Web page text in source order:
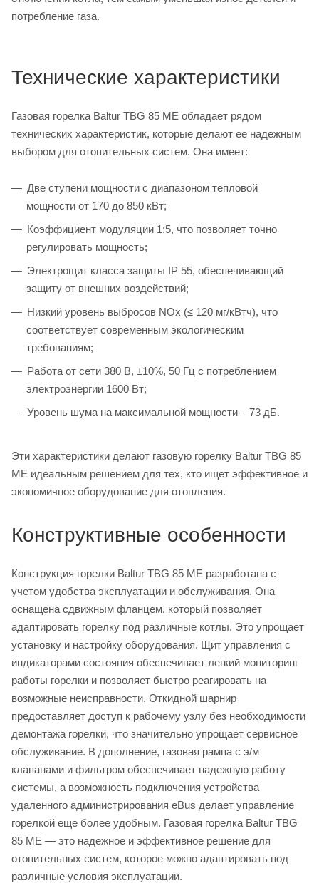
потребление газа.
Технические характеристики
Газовая горелка Baltur TBG 85 ME обладает рядом
технических характеристик, которые делают ее надежным
выбором для отопительных систем. Она имеет:
Две ступени мощности с диапазоном тепловой
мощности от 170 до 850 кВт;
Коэффициент модуляции 1:5, что позволяет точно
регулировать мощность;
Электрощит класса защиты IP 55, обеспечивающий
защиту от внешних воздействий;
Низкий уровень выбросов NOx (≤ 120 мг/кВтч), что
соответствует современным экологическим
требованиям;
Работа от сети 380 В, ±10%, 50 Гц с потреблением
электроэнергии 1600 Вт;
Уровень шума на максимальной мощности – 73 дБ.
Эти характеристики делают газовую горелку Baltur TBG 85
ME идеальным решением для тех, кто ищет эффективное и
экономичное оборудование для отопления.
Конструктивные особенности
Конструкция горелки Baltur TBG 85 ME разработана с
учетом удобства эксплуатации и обслуживания. Она
оснащена сдвижным фланцем, который позволяет
адаптировать горелку под различные котлы. Это упрощает
установку и настройку оборудования. Щит управления с
индикаторами состояния обеспечивает легкий мониторинг
работы горелки и позволяет быстро реагировать на
возможные неисправности. Откидной шарнир
предоставляет доступ к рабочему узлу без необходимости
демонтажа горелки, что значительно упрощает сервисное
обслуживание. В дополнение, газовая рампа с э/м
клапанами и фильтром обеспечивает надежную работу
системы, а возможность подключения устройства
удаленного администрирования еBus делает управление
горелкой еще более удобным. Газовая горелка Baltur TBG
85 ME — это надежное и эффективное решение для
отопительных систем, которое можно адаптировать под
различные условия эксплуатации.